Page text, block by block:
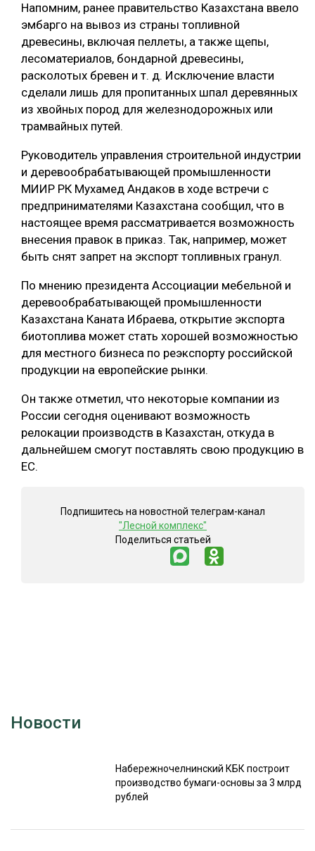
ЦБП
КОМПЛЕКСНАЯ ПЕРЕРАБОТКА
ЛЕСОПИЛЕНИЕ
ДЕРЕВЯННОЕ ДОМОСТРОЕНИЕ
СОРТИРОВКА ДРЕВЕСИНЫ
СУШКА ДРЕВЕСИНЫ
Напомним, ранее правительство Казахстана ввело
эмбарго на вывоз из страны топливной
древесины, включая пеллеты, а также щепы,
лесоматериалов, бондарной древесины,
расколотых бревен и т. д. Исключение власти
сделали лишь для пропитанных шпал деревянных
из хвойных пород для железнодорожных или
трамвайных путей.
Руководитель управления строительной индустрии
и деревообрабатывающей промышленности
МИИР РК Мухамед Андаков в ходе встречи с
предпринимателями Казахстана сообщил, что в
настоящее время рассматривается возможность
внесения правок в приказ. Так, например, может
быть снят запрет на экспорт топливных гранул.
По мнению президента Ассоциации мебельной и
деревообрабатывающей промышленности
Казахстана Каната Ибраева, открытие экспорта
биотоплива может стать хорошей возможностью
для местного бизнеса по реэкспорту российской
продукции на европейские рынки.
Он также отметил, что некоторые компании из
России сегодня оценивают возможность
релокации производств в Казахстан, откуда в
дальнейшем смогут поставлять свою продукцию в
ЕС.
Подпишитесь на новостной телеграм-канал
"Лесной комплекс"
Поделиться статьей
Новости
Набережночелнинский КБК построит
производство бумаги-основы за 3 млрд
рублей